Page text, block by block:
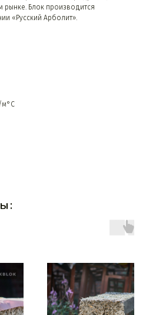
рынке. Блок производится
«Русский Арболит».
м°C